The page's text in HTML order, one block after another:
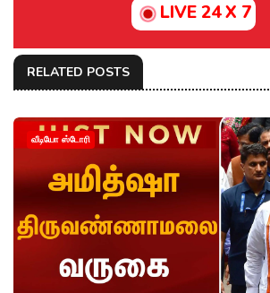
LIVE 24 X 7
RELATED POSTS
வீடியோ ஸ்டோரி